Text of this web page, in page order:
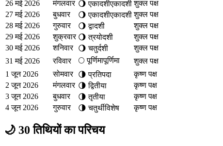
26 मई 2026
मंगलवार 🌖 एकादशीएकादशी शुक्ल पक्ष
27 मई 2026
बुधवार 🌖 एकादशीएकादशी शुक्ल पक्ष
28 मई 2026
गुरुवार 🌖 द्वादशी
शुक्ल पक्ष
29 मई 2026
शुक्रवार 🌖 त्रयोदशी
शुक्ल पक्ष
30 मई 2026
शनिवार 🌖 चतुर्दशी
शुक्ल पक्ष
31 मई 2026
रविवार 🌕 पूर्णिमापूर्णिमा
शुक्ल पक्ष
1 जून 2026
सोमवार 🌗 प्रतिपदा
कृष्ण पक्ष
2 जून 2026
मंगलवार 🌗 द्वितीया
कृष्ण पक्ष
3 जून 2026
बुधवार 🌗 तृतीया
कृष्ण पक्ष
4 जून 2026
गुरुवार 🌗 चतुर्थीविशेष कृष्ण पक्ष
🌙 30 तिथियों का परिचय